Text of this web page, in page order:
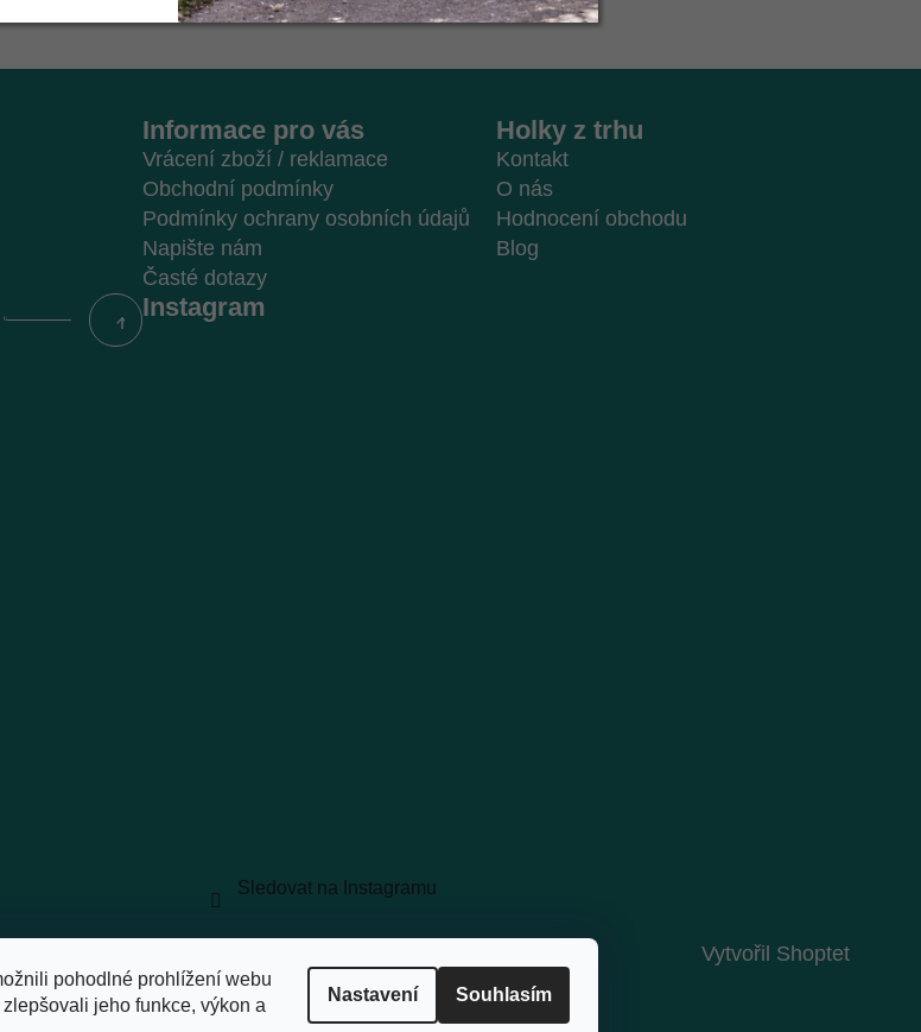
pohodlné prohlížení webu
jeho funkce, výkon a
Nastavení Souhlasím
Informace pro vás
Vrácení zboží / reklamace
Obchodní podmínky
Podmínky ochrany osobních údajů
Napište nám
Časté dotazy
Holky z trhu
Kontakt
O nás
Hodnocení obchodu
Blog
Instagram
Sledovat na Instagramu
Vytvořil Shoptet